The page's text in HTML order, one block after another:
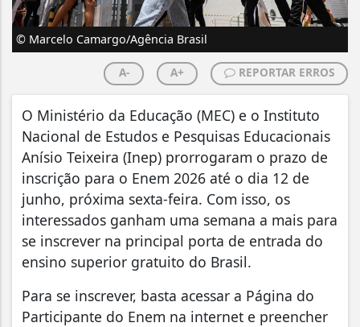
© Marcelo Camargo/Agência Brasil
A- A+ REPORTAR ERROS
O Ministério da Educação (MEC) e o Instituto
Nacional de Estudos e Pesquisas Educacionais
Anísio Teixeira (Inep) prorrogaram o prazo de
inscrição para o Enem 2026 até o dia 12 de
junho, próxima sexta-feira. Com isso, os
interessados ganham uma semana a mais para
se inscrever na principal porta de entrada do
ensino superior gratuito do Brasil.
Para se inscrever, basta acessar a Página do
Participante do Enem na internet e preencher